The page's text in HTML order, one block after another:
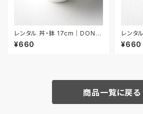
レンタル 丼・鉢 17cm｜DON0
51
¥660
レンタ
018
¥660
商品一覧に戻る